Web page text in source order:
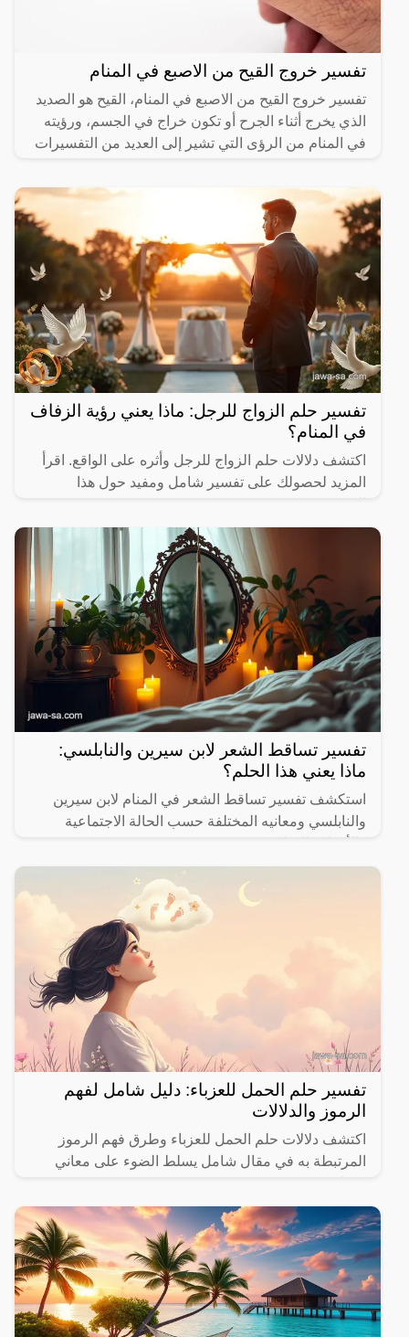
تفسير خروج القيح من الاصبع في المنام
تفسير خروج القيح من الاصبع في المنام، القيح هو الصديد
الذي يخرج أثناء الجرح أو تكون خراج في الجسم، ورؤيته
في المنام من الرؤى التي تشير إلى العديد من التفسيرات
تفسير حلم الزواج للرجل: ماذا يعني رؤية الزفاف
في المنام؟
اكتشف دلالات حلم الزواج للرجل وأثره على الواقع. اقرأ
المزيد لحصولك على تفسير شامل ومفيد حول هذا
تفسير تساقط الشعر لابن سيرين والنابلسي:
ماذا يعني هذا الحلم؟
استكشف تفسير تساقط الشعر في المنام لابن سيرين
والنابلسي ومعانيه المختلفة حسب الحالة الاجتماعية
تفسير حلم الحمل للعزباء: دليل شامل لفهم
الرموز والدلالات
اكتشف دلالات حلم الحمل للعزباء وطرق فهم الرموز
المرتبطة به في مقال شامل يسلط الضوء على معاني